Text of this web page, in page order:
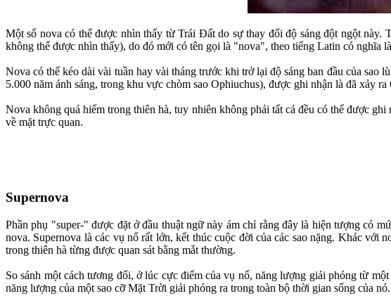
Một số nova có thể được nhìn thấy từ Trái Đất do sự thay đổi độ sáng đột ngột
không thể được nhìn thấy), do đó mới có tên gọi là "nova", theo tiếng Latin có nghĩa
Nova có thể kéo dài vài tuần hay vài tháng trước khi trở lại độ sáng ban đầu của
5.000 năm ánh sáng, trong khu vực chòm sao Ophiuchus), được ghi nhận là đã xảy
Nova không quá hiếm trong thiên hà, tuy nhiên không phải tất cả đều có thể được
về mặt trực quan.
Supernova
Phần phụ "super-" được đặt ở đầu thuật ngữ này ám chỉ rằng đây là hiện tượng có
nova. Supernova là các vụ nổ rất lớn, kết thúc cuộc đời của các sao nặng. Khác với
trong thiên hà từng được quan sát bằng mắt thường.
So sánh một cách tương đối, ở lúc cực điểm của vụ nổ, năng lượng giải phóng từ
năng lượng của một sao cỡ Mặt Trời giải phóng ra trong toàn bộ thời gian sống của